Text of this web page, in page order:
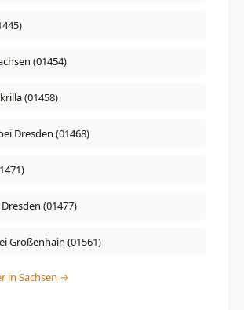
(01454)
(01458)
Dresden (01468)
(01477)
Großenhain (01561)
in Sachsen →